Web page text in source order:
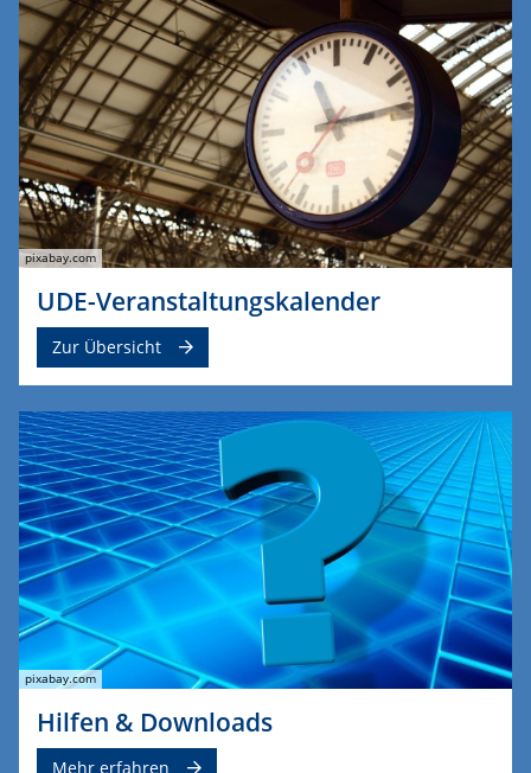
pixabay.com
UDE-Veranstaltungskalender
Zur Übersicht
pixabay.com
Hilfen & Downloads
Mehr erfahren